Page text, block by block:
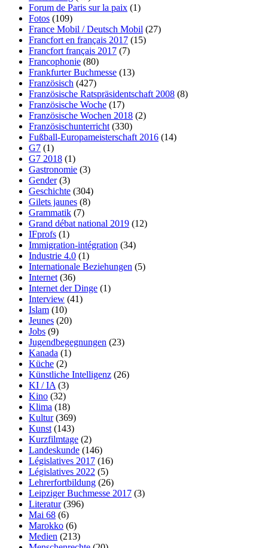
Forum de Paris sur la paix (1)
Fotos (109)
France Mobil / Deutsch Mobil (27)
Francfort en français 2017 (15)
Francfort français 2017 (7)
Francophonie (80)
Frankfurter Buchmesse (13)
Französisch (427)
Französische Ratspräsidentschaft 2008 (8)
Französische Woche (17)
Französische Wochen 2018 (2)
Französischunterricht (330)
Fußball-Europameisterschaft 2016 (14)
G7 (1)
G7 2018 (1)
Gastronomie (3)
Gender(3)
Geschichte (304)
Gilets jaunes (8)
Grammatik (7)
Grand débat national 2019 (12)
IFprofs (1)
Immigration-intégration (34)
Industrie 4.0 (1)
Internationale Beziehungen (5)
Internet (36)
Internet der Dinge (1)
Interview (41)
Islam (10)
Jeunes (20)
Jobs (9)
Jugendbegegnungen (23)
Kanada (1)
Küche (2)
Künstliche Intelligenz (26)
KI / IA (3)
Kino (32)
Klima (18)
Kultur(369)
Kunst (143)
Kurzfilmtage (2)
Landeskunde (146)
Législatives 2017 (16)
Législatives 2022 (5)
Lehrerfortbildung (26)
Leipziger Buchmesse 2017 (3)
Literatur(396)
Mai 68 (6)
Marokko (6)
Medien (213)